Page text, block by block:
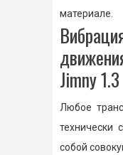
материале.
Jimny 1.3
Любое
технически
собой